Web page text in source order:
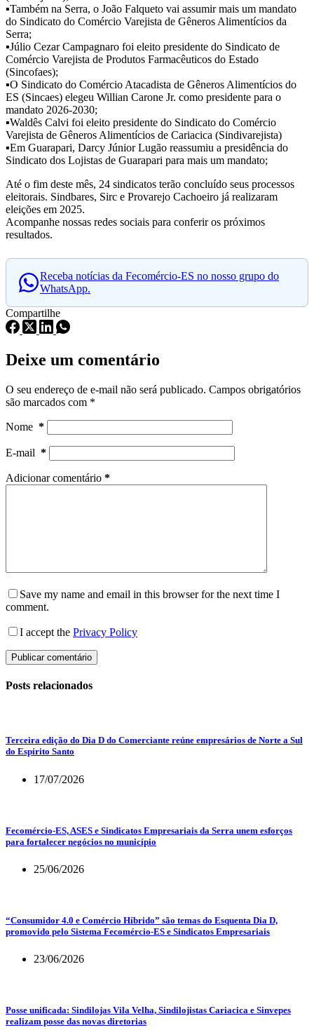
▪️Também na Serra, o João Falqueto vai assumir mais um mandato
do Sindicato do Comércio Varejista de Gêneros Alimentícios da
Serra;
▪️Júlio Cezar Campagnaro foi eleito presidente do Sindicato de
Comércio Varejista de Produtos Farmacêuticos do Estado
(Sincofaes);
▪️O Sindicato do Comércio Atacadista de Gêneros Alimentícios do
ES (Sincaes) elegeu Willian Carone Jr. como presidente para o
mandato 2026-2030;
▪️Waldês Calvi foi eleito presidente do Sindicato do Comércio
Varejista de Gêneros Alimentícios de Cariacica (Sindivarejista)
▪️Em Guarapari, Darcy Júnior Lugão reassumiu a presidência do
Sindicato dos Lojistas de Guarapari para mais um mandato;
Até o fim deste mês, 24 sindicatos terão concluído seus processos
eleitorais. Sindbares, Sirc e Provarejo Cachoeiro já realizaram
eleições em 2025.
Acompanhe nossas redes sociais para conferir os próximos
resultados.
Receba notícias da Fecomércio-ES no nosso grupo do
WhatsApp.
Compartilhe
Deixe um comentário
O seu endereço de e-mail não será publicado. Campos obrigatórios
são marcados com *
Nome *
E-mail *
Adicionar comentário *
Save my name and email in this browser for the next time I
comment.
I accept the Privacy Policy
Publicar comentário
Posts relacionados
Terceira edição do Dia D do Comerciante reúne empresários de Norte a Sul
do Espírito Santo
17/07/2026
Fecomércio-ES, ASES e Sindicatos Empresariais da Serra unem esforços
para fortalecer negócios no município
25/06/2026
“Consumidor 4.0 e Comércio Híbrido” são temas do Esquenta Dia D,
promovido pelo Sistema Fecomércio-ES e Sindicatos Empresariais
23/06/2026
Posse unificada: Sindilojas Vila Velha, Sindilojistas Cariacica e Sinvepes
realizam posse das novas diretorias